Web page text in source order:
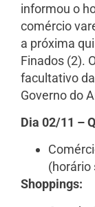
informou o
comércio
a próxima
Finados (2).
facultativo
Governo do
Dia 02/11 –
(horário
Shoppings: